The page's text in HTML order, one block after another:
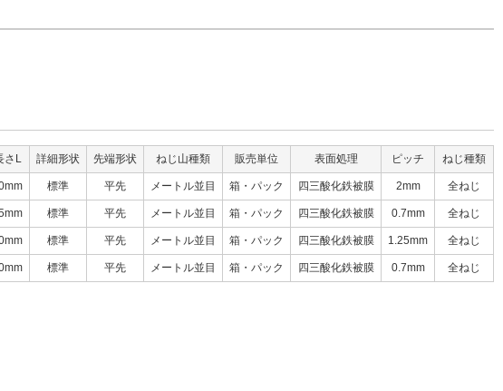
さL 詳細形状 先端形状 ねじ山種類 販売単位 表面処理 ピッチ ねじ種類
標準 平先 メートル並目 箱・パック 四三酸化鉄被膜 2mm 全ねじ
標準 平先 メートル並目 箱・パック 四三酸化鉄被膜 0.7mm 全ねじ
標準 平先 メートル並目 箱・パック 四三酸化鉄被膜 1.25mm 全ねじ
標準 平先 メートル並目 箱・パック 四三酸化鉄被膜 0.7mm 全ねじ